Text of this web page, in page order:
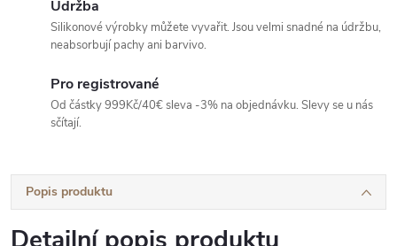
Údržba
Silikonové výrobky můžete vyvařit. Jsou velmi snadné na údržbu,
neabsorbují pachy ani barvivo.
Pro registrované
Od částky 999Kč/40€ sleva -3% na objednávku. Slevy se u nás
sčítají.
Popis produktu